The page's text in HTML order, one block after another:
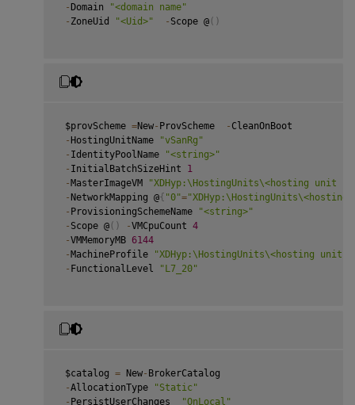
-Domain
"<domain name"
- ZoneUid "<Uid>" - Scope @ ( )
$provScheme =New- ProvScheme - CleanOnBoot
-HostingUnitName
"vSanRg"
- IdentityPoolName
"<string>"
- InitialBatchSizeHint 1
-MasterImageVM
"XDHyp:\HostingUnits\<hosting unit
- NetworkMapping @{ "0"="XDHyp:\HostingUnits\<hosting
- ProvisioningSchemeName
"<string>"
- Scope @ ( ) -VMCpuCount 4
-VMMemoryMB 6144
-MachineProfile
"XDHyp:\HostingUnits\<hosting unit
- FunctionalLevel "L7_20"
$catalog = New- BrokerCatalog
-AllocationType
"Static"
- PersistUserChanges "OnLocal"